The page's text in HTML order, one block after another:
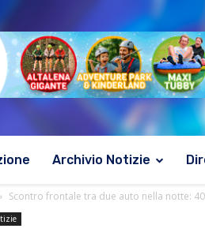
Archivio Notizie
Scontro frontale tra due auto nella notte: